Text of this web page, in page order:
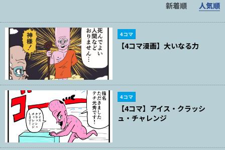
新着順 人気順
4コマ
【4コマ漫画】大いなる力
4コマ
【4コマ】アイス・クラッシ
ュ・チャレンジ